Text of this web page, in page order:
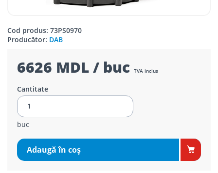
Cod produs: 73PS0970
Producător: DAB
6626 MDL / buc TVA inclus
Cantitate
buc
Adaugă în coş